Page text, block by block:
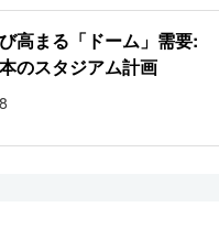
高まる「ドーム」需要:
のスタジアム計画